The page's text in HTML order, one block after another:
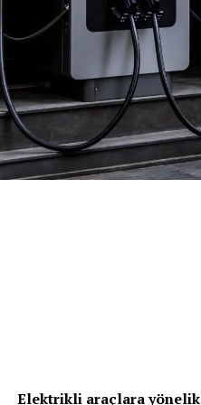
bildirimleri ve çok paydaşlı
Yönetmelik Taslağı metin,
Dijital Sistem ve Standart
Yönetmelik Taslağı ile
değişiklikler öngörülüyor.
Elektrikli araçlara